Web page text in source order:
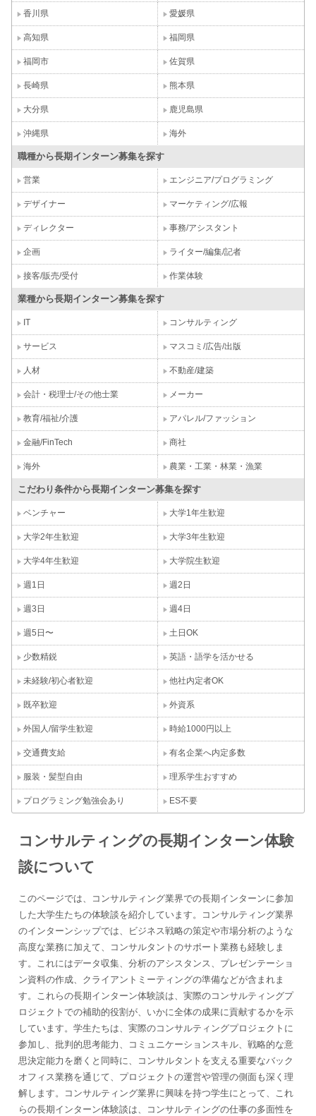
香川県 愛媛県
高知県 福岡県
福岡市 佐賀県
長崎県 熊本県
大分県 鹿児島県
沖縄県 海外
職種から長期インターン募集を探す
営業 エンジニア/プログラミング
デザイナー マーケティング/広報
ディレクター 事務/アシスタント
企画 ライター/編集/記者
接客/販売/受付 作業体験
業種から長期インターン募集を探す
IT コンサルティング
サービス マスコミ/広告/出版
人材 不動産/建築
会計・税理士/その他士業 メーカー
教育/福祉/介護 アパレル/ファッション
金融/FinTech 商社
海外 農業・工業・林業・漁業
こだわり条件から長期インターン募集を探す
ベンチャー 大学1年生歓迎
大学2年生歓迎 大学3年生歓迎
大学4年生歓迎 大学院生歓迎
週1日 週2日
週3日 週4日
週5日〜 土日OK
少数精鋭 英語・語学を活かせる
未経験/初心者歓迎 他社内定者OK
既卒歓迎 外資系
外国人/留学生歓迎 時給1000円以上
交通費支給 有名企業へ内定多数
服装・髪型自由 理系学生おすすめ
プログラミング勉強会あり ES不要
コンサルティングの長期インターン体験
談について
このページでは、コンサルティング業界での長期インターンに参加
した大学生たちの体験談を紹介しています。コンサルティング業界
のインターンシップでは、ビジネス戦略の策定や市場分析のような
高度な業務に加えて、コンサルタントのサポート業務も経験しま
す。これにはデータ収集、分析のアシスタンス、プレゼンテーショ
ン資料の作成、クライアントミーティングの準備などが含まれま
す。これらの長期インターン体験談は、実際のコンサルティングプ
ロジェクトでの補助的役割が、いかに全体の成果に貢献するかを示
しています。学生たちは、実際のコンサルティングプロジェクトに
参加し、批判的思考能力、コミュニケーションスキル、戦略的な意
思決定能力を磨くと同時に、コンサルタントを支える重要なバック
オフィス業務を通じて、プロジェクトの運営や管理の側面も深く理
解します。コンサルティング業界に興味を持つ学生にとって、これ
らの長期インターン体験談は、コンサルティングの仕事の多面性を